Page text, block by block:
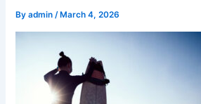
Byadmin/ March 4, 2026